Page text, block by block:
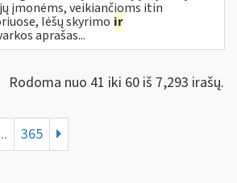
įmonėms, veikiančioms itin
lėšų skyrimo ir
aprašas...
Rodoma nuo 41 iki 60 iš 7,293 irašų.
365